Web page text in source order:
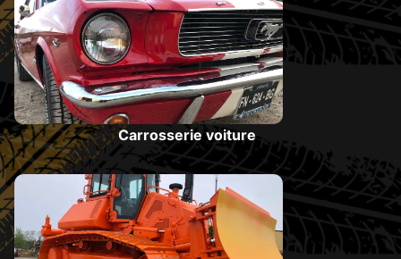
Carrosserie voiture